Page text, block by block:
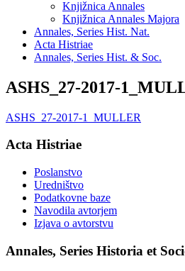
Knjižnica Annales
Knjižnica Annales Majora
Annales, Series Hist. Nat.
Acta Histriae
Annales, Series Hist. & Soc.
ASHS_27-2017-
ASHS_27-2017-1_MULLER
Acta Histriae
Poslanstvo
Uredništvo
Podatkovne baze
Navodila avtorjem
Izjava o avtorstvu
Annales, Series Historia et